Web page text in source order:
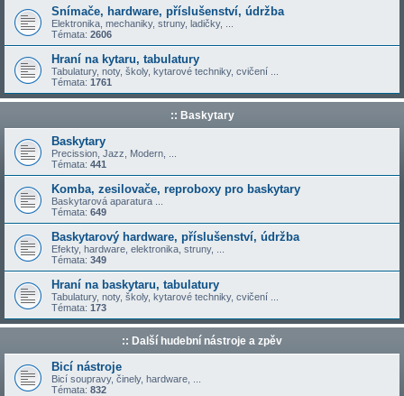
Snímače, hardware, příslušenství, údržba
Elektronika, mechaniky, struny, ladičky, ...
Témata: 2606
Hraní na kytaru, tabulatury
Tabulatury, noty, školy, kytarové techniky, cvičení ...
Témata: 1761
:: Baskytary
Baskytary
Precission, Jazz, Modern, ...
Témata: 441
Komba, zesilovače, reproboxy pro baskytary
Baskytarová aparatura ...
Témata: 649
Baskytarový hardware, příslušenství, údržba
Efekty, hardware, elektronika, struny, ...
Témata: 349
Hraní na baskytaru, tabulatury
Tabulatury, noty, školy, kytarové techniky, cvičení ...
Témata: 173
:: Další hudební nástroje a zpěv
Bicí nástroje
Bicí soupravy, činely, hardware, ...
Témata: 832